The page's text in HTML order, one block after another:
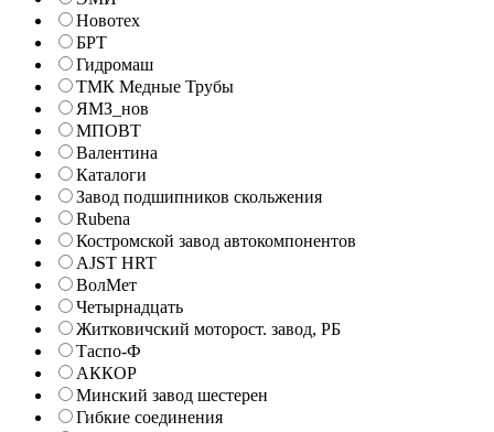
Новотех
БРТ
Гидромаш
ТМК Медные Трубы
ЯМЗ_нов
МПОВТ
Валентина
Каталоги
Завод подшипников скольжения
Rubena
Костромской завод автокомпонентов
AJST HRT
ВолМет
Четырнадцать
Житковичский моторост. завод, РБ
Таспо-Ф
АККОР
Минский завод шестерен
Гибкие соединения